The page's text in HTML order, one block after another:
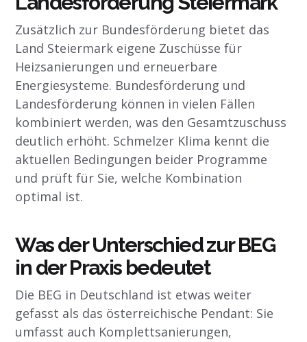
Zusätzlich zur Bundesförderung bietet das
Land Steiermark eigene Zuschüsse für
Heizsanierungen und erneuerbare
Energiesysteme. Bundesförderung und
Landesförderung können in vielen Fällen
kombiniert werden, was den Gesamtzuschuss
deutlich erhöht. Schmelzer Klima kennt die
aktuellen Bedingungen beider Programme
und prüft für Sie, welche Kombination
optimal ist.
Was der Unterschied zur BEG
in der Praxis bedeutet
Die BEG in Deutschland ist etwas weiter
gefasst als das österreichische Pendant: Sie
umfasst auch Komplettsanierungen,